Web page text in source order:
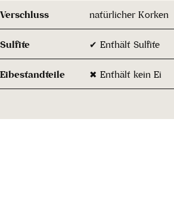
Verschluss natürlicher Korken
Sulfite ✔ Enthält Sulfite
Eibestandteile ✖ Enthält kein Ei